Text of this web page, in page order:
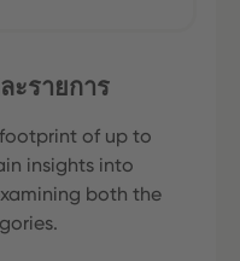
ะรายการ
of up to
insights into
both the